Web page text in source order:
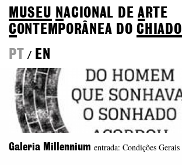
MUSEU NACIONAL DEA RTE
CONTEMPORÂNEA DOCHIADO
PT
/ EN
Galeria Millennium entrada: Condições Gerais